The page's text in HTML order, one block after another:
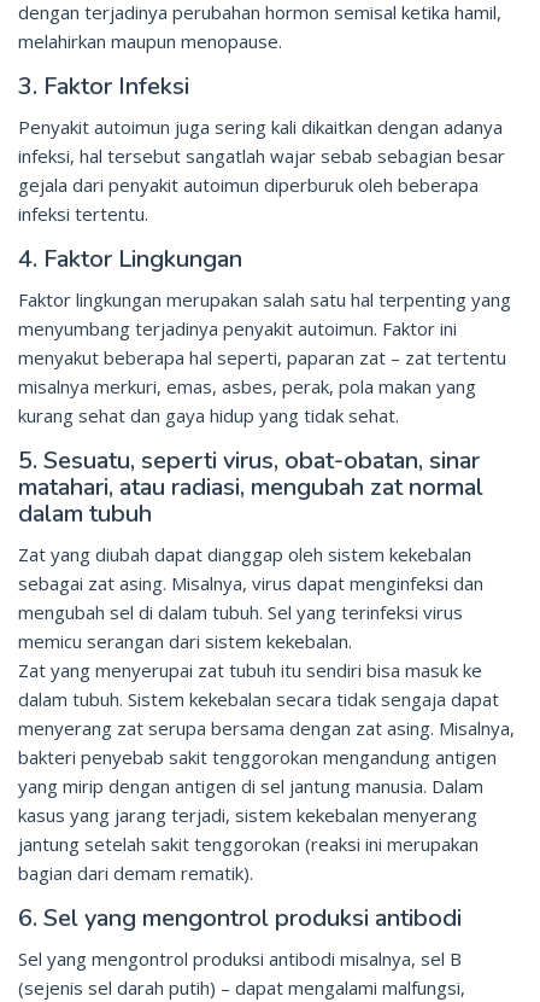
dengan terjadinya perubahan hormon semisal ketika hamil,
melahirkan maupun menopause.
3. Faktor Infeksi
Penyakit autoimun juga sering kali dikaitkan dengan adanya
infeksi, hal tersebut sangatlah wajar sebab sebagian besar
gejala dari penyakit autoimun diperburuk oleh beberapa
infeksi tertentu.
4. Faktor Lingkungan
Faktor lingkungan merupakan salah satu hal terpenting yang
menyumbang terjadinya penyakit autoimun. Faktor ini
menyakut beberapa hal seperti, paparan zat – zat tertentu
misalnya merkuri, emas, asbes, perak, pola makan yang
kurang sehat dan gaya hidup yang tidak sehat.
5. Sesuatu, seperti virus, obat-obatan, sinar
matahari, atau radiasi, mengubah zat normal
dalam tubuh
Zat yang diubah dapat dianggap oleh sistem kekebalan
sebagai zat asing. Misalnya, virus dapat menginfeksi dan
mengubah sel di dalam tubuh. Sel yang terinfeksi virus
memicu serangan dari sistem kekebalan.
Zat yang menyerupai zat tubuh itu sendiri bisa masuk ke
dalam tubuh. Sistem kekebalan secara tidak sengaja dapat
menyerang zat serupa bersama dengan zat asing. Misalnya,
bakteri penyebab sakit tenggorokan mengandung antigen
yang mirip dengan antigen di sel jantung manusia. Dalam
kasus yang jarang terjadi, sistem kekebalan menyerang
jantung setelah sakit tenggorokan (reaksi ini merupakan
bagian dari demam rematik).
6. Sel yang mengontrol produksi antibodi
Sel yang mengontrol produksi antibodi misalnya, sel B
(sejenis sel darah putih) – dapat mengalami malfungsi,